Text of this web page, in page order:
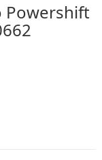
Powershift